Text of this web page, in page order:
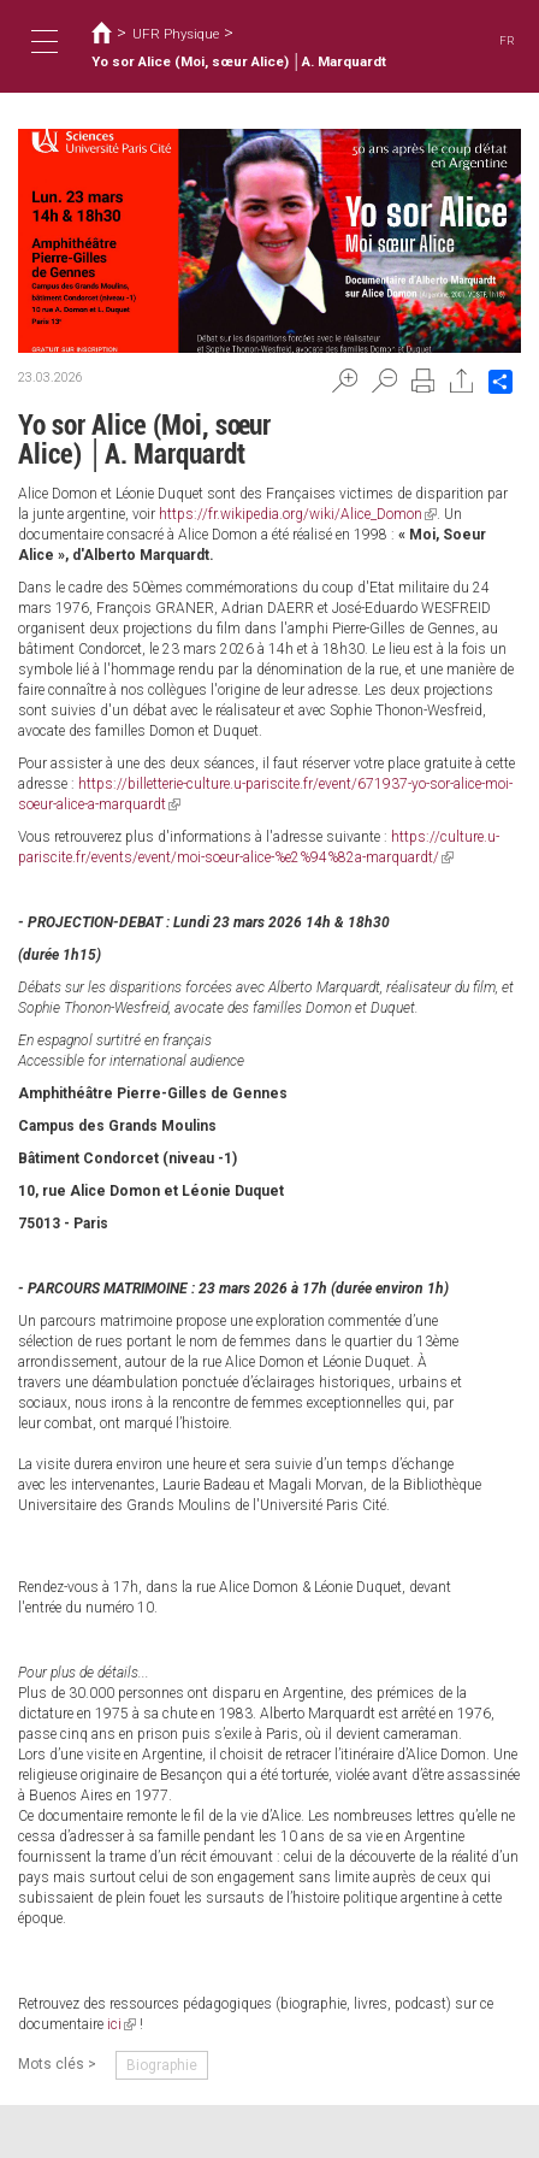
main
Toggle
navigation
are
here
> UFR Physique >
Yo sor Alice (Moi, sœur Alice) │A. Marquardt
FR
23.03.2026
Yo sor Alice (Moi, sœur
Alice) │A. Marquardt
Alice Domon et Léonie Duquet sont des Françaises victimes de disparition par
la junte argentine, voir https://fr.wikipedia.org/wiki/Alice_Domon (link
is
. Un
documentaire consacré à Alice Domon a été réalisé en 1998 : « Moi, Soeur
Alice », d'Alberto Marquardt.
Dans le cadre des 50èmes commémorations du coup d'Etat militaire du 24
mars 1976, François GRANER, Adrian DAERR et José-Eduardo WESFREID
organisent deux projections du film dans l'amphi Pierre-Gilles de Gennes, au
bâtiment Condorcet, le 23 mars 2026 à 14h et à 18h30. Le lieu est à la fois un
symbole lié à l'hommage rendu par la dénomination de la rue, et une manière de
faire connaître à nos collègues l'origine de leur adresse. Les deux projections
sont suivies d'un débat avec le réalisateur et avec Sophie Thonon-Wesfreid,
avocate des familles Domon et Duquet.
Pour assister à une des deux séances, il faut réserver votre place gratuite à cette
adresse : https://billetterie-culture.u-pariscite.fr/event/671937-yo-sor-alice-moi-
soeur-alice-a-marquardt(link
external)
Vous retrouverez plus d'informations à l'adresse suivante : https://culture.u-
pariscite.fr/events/event/moi-soeur-alice-%e2%94%82a-marquardt/(link
- PROJECTION-DEBAT : Lundi 23 mars 2026 14h & 18h30
(durée 1h15)
Débats sur les disparitions forcées avec Alberto Marquardt, réalisateur du film, et
Sophie Thonon-Wesfreid, avocate des familles Domon et Duquet.
En espagnol surtitré en français
Accessible for international audience
Amphithéâtre Pierre-Gilles de Gennes
Campus des Grands Moulins
Bâtiment Condorcet (niveau -1)
10, rue Alice Domon et Léonie Duquet
75013 - Paris
- PARCOURS MATRIMOINE : 23 mars 2026 à 17h (durée environ 1h)
Un parcours matrimoine propose une exploration commentée d’une
sélection de rues portant le nom de femmes dans le quartier du 13ème
arrondissement, autour de la rue Alice Domon et Léonie Duquet. À
travers une déambulation ponctuée d’éclairages historiques, urbains et
sociaux, nous irons à la rencontre de femmes exceptionnelles qui, par
leur combat, ont marqué l’histoire.
La visite durera environ une heure et sera suivie d’un temps d’échange
avec les intervenantes, Laurie Badeau et Magali Morvan, de la Bibliothèque
Universitaire des Grands Moulins de l'Université Paris Cité.
Rendez-vous à 17h, dans la rue Alice Domon & Léonie Duquet, devant
l'entrée du numéro 10.
Pour plus de détails...
Plus de 30.000 personnes ont disparu en Argentine, des prémices de la
dictature en 1975 à sa chute en 1983. Alberto Marquardt est arrêté en 1976,
passe cinq ans en prison puis s’exile à Paris, où il devient cameraman.
Lors d’une visite en Argentine, il choisit de retracer l’itinéraire d’Alice Domon. Une
religieuse originaire de Besançon qui a été torturée, violée avant d’être assassinée
à Buenos Aires en 1977.
Ce documentaire remonte le fil de la vie d’Alice. Les nombreuses lettres qu’elle ne
cessa d’adresser à sa famille pendant les 10 ans de sa vie en Argentine
fournissent la trame d’un récit émouvant : celui de la découverte de la réalité d’un
pays mais surtout celui de son engagement sans limite auprès de ceux qui
subissaient de plein fouet les sursauts de l’histoire politique argentine à cette
époque.
Retrouvez des ressources pédagogiques (biographie, livres, podcast) sur ce
documentaire ici (link
external)
!
Mots clés > Biographie